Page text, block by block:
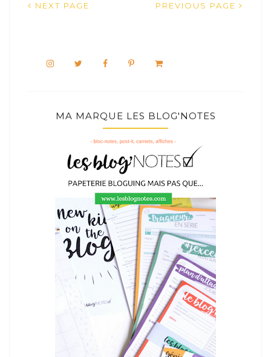
NEXT PAGE PREVIOUS PAGE
MA MARQUE LES BLOG'NOTES